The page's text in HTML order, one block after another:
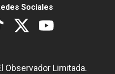
Sociales
Observador Limitada.